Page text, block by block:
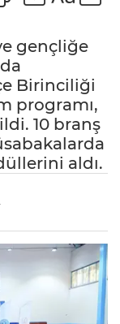
gençliğe
Birinciliği
programı,
10 branş
aldı.